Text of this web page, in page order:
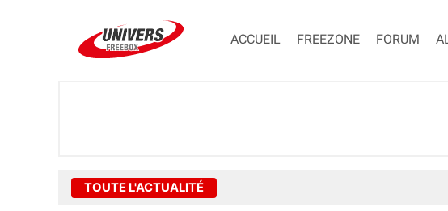
ACCUEIL FREEZONE FORUM
TOUTE L'ACTUALITÉ